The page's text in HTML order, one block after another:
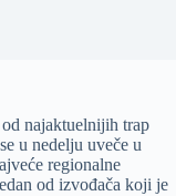
najaktuelnijih trap
u nedelju uveče u
regionalne
od izvođača koji je